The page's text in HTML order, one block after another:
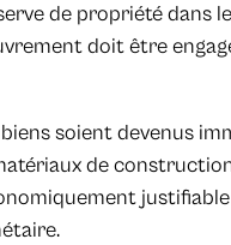
de propriété dans
doit être
soient devenus
de